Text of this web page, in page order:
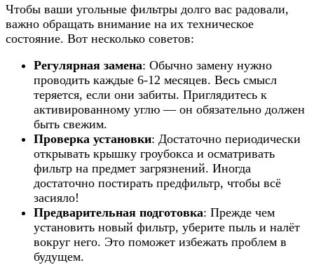
Чтобы ваши угольные фильтры долго вас радовали,
важно обращать внимание на их техническое
состояние. Вот несколько советов:
Регулярная замена: Обычно замену нужно
проводить каждые 6-12 месяцев. Весь смысл
теряется, если они забиты. Приглядитесь к
активированному углю — он обязательно должен
быть свежим.
Проверка установки: Достаточно периодически
открывать крышку гроубокса и осматривать
фильтр на предмет загрязнений. Иногда
достаточно постирать предфильтр, чтобы всё
засияло!
Предварительная подготовка: Прежде чем
установить новый фильтр, уберите пыль и налёт
вокруг него. Это поможет избежать проблем в
будущем.